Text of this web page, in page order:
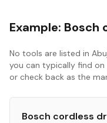
Example: Bosch
No tools are listed in
you can typically find
or check back as the
Bosch cordless